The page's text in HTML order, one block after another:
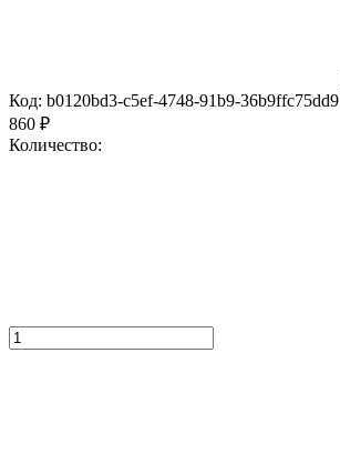
Код: b0120bd3-c5ef-4748-91b9-36b9ffc75dd9
860 ₽
Количество: